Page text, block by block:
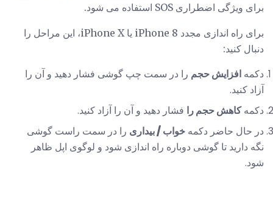
برای ویژگی اضطراری SOS استفاده می شود.
برای راه اندازی مجدد iPhone 8 یا iPhone X، این مراحل را
دنبال کنید:
دکمه افزایش حجم را در سمت چپ گوشی فشار دهید و آن را
آزاد کنید.
دکمهکاهش حجم را فشار دهید و آن را آزاد کنید.
در حال حاضر دکمه خواب / بیداری را در سمت راست گوشی
نگه دارید تا گوشی دوباره راه اندازی شود و لوگوی اپل ظاهر
شود.